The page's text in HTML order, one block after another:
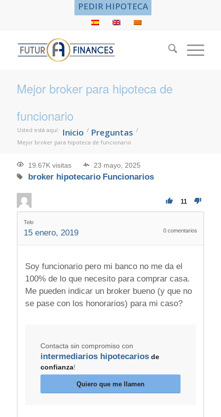
PEDIR HIPOTECA
Mejor broker para hipoteca de
funcionario
Usted está aquí: Inicio / Preguntas /
Mejor broker para hipoteca de funcionario
19.67K visitas 23 mayo, 2025
broker hipotecario Funcionarios
11
Telo
15 enero, 2019 0 comentarios
Soy funcionario pero mi banco no me da el
100% de lo que necesito para comprar casa.
Me pueden indicar un broker bueno (y que no
se pase con los honorarios) para mi caso?
Contacta sin compromiso con
intermediarios hipotecariosde
confianza!
Quiero que me llamen